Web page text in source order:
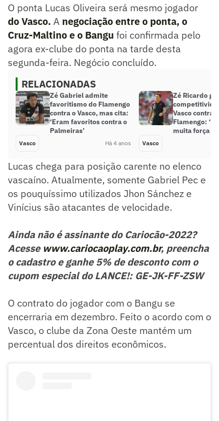
O ponta Lucas Oliveira será mesmo jogador
do Vasco. A negociação entre o ponta, o
Cruz-Maltino e o Bangu foi confirmada pelo
agora ex-clube do ponta na tarde desta
segunda-feira. Negócio concluído.
RELACIONADAS
Zé Gabriel admite
favoritismo do Flamengo
contra o Vasco, mas cita:
‘Eram favoritos contra o
Palmeiras’
Vasco Há 4 anos
Zé Ricardo
Vasco contra o
Flamengo:
muita força e
Vasco
Lucas chega para posição carente no elenco
vascaíno. Atualmente, somente Gabriel Pec e
os pouquíssimo utilizados Jhon Sánchez e
Vinícius são atacantes de velocidade.
Ainda não é assinante do Cariocão-2022?
Acesse www.cariocaoplay.com.br, preencha
o cadastro e ganhe 5% de desconto com o
cupom especial do LANCE!: GE-JK-FF-ZSW
O contrato do jogador com o Bangu se
encerraria em dezembro. Feito o acordo com o
Vasco, o clube da Zona Oeste mantém um
percentual dos direitos econômicos.